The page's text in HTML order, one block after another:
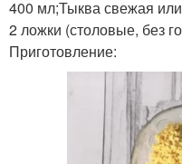
400 мл;Тыква свежая
2 ложки (столовые, без
Приготовление: